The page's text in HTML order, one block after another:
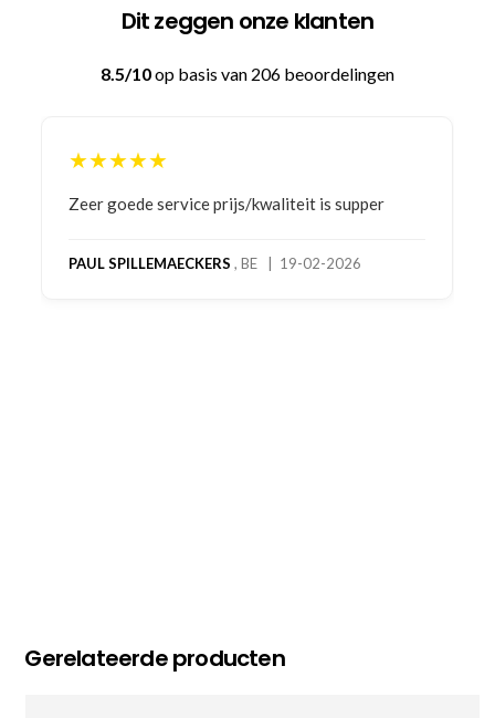
Dit zeggen onze klanten
8.5/10op basis van 206 beoordelingen
★★★★★
Bestelling gedaan vanwege goede prijzen en
bestelling al ontvangen met gifts, waardoor je
Gerelateerde producten